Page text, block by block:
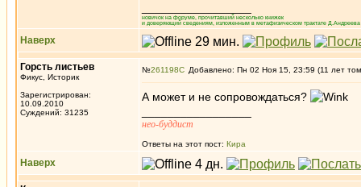
новичок на форуме, прочитавший несколько книжек
и доверяющий сведениям, изложенным в метафизическом трактате
Наверх
Горсть листьев
Фикус, Историк
Зарегистрирован:
10.09.2010
Суждений: 31235
№261198 Добавлено: Пн 02 Ноя 15, 23:59 (11 лет
А может и не сопровождаться?
нео-буддист
Ответы на этот пост: Кира
Наверх